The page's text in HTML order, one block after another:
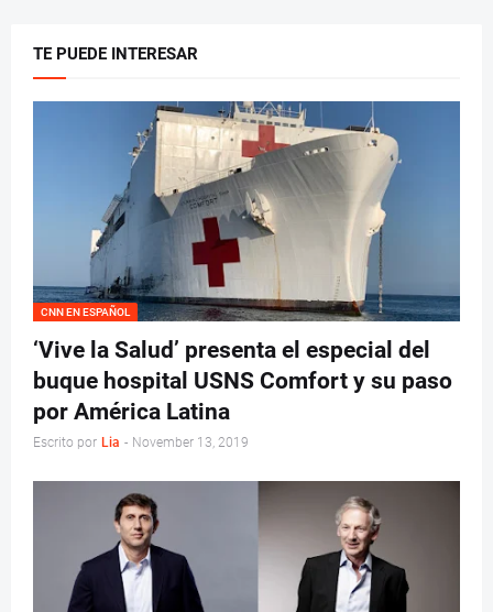
TE PUEDE INTERESAR
CNN EN ESPAÑOL
‘Vive la Salud’ presenta el especial del
buque hospital USNS Comfort y su paso
por América Latina
Escrito por Lia - November 13, 2019